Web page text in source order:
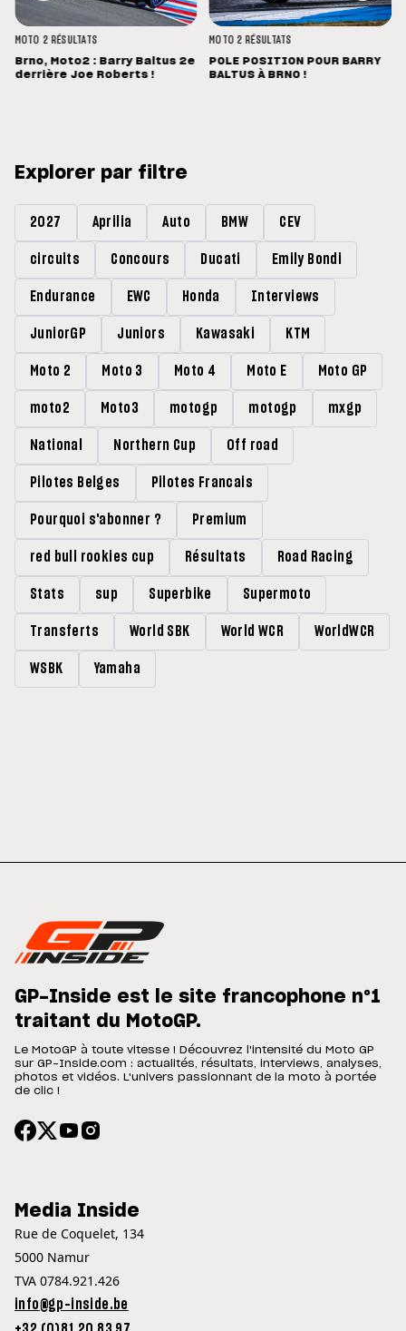
MOTO 2 RÉSULTATS
Brno, Moto2 : Barry Baltus 2e
derrière Joe Roberts !
MOTO 2 RÉSULTATS
POLE POSITION POUR BARRY
BALTUS À BRNO !
Explorer par filtre
2027 Aprilia Auto BMW CEV
circuits Concours Ducati Emily Bondi
Endurance EWC Honda Interviews
JuniorGP Juniors Kawasaki KTM
Moto 2 Moto 3 Moto 4 Moto E Moto GP
moto2 Moto3 motogp motogp mxgp
National Northern Cup Off road
Pilotes Belges Pilotes Francais
Pourquoi s'abonner ? Premium
red bull rookies cup Résultats Road Racing
Stats sup Superbike Supermoto
Transferts World SBK World WCR WorldWCR
WSBK Yamaha
GP-Inside est le site francophone n°1
traitant du MotoGP.
Le MotoGP à toute vitesse ! Découvrez l'intensité du Moto GP
sur GP-Inside.com : actualités, résultats, interviews, analyses,
photos et vidéos. L'univers passionnant de la moto à portée
de clic !
Media Inside
Rue de Coquelet, 134
5000 Namur
TVA 0784.921.426
info@gp-inside.be